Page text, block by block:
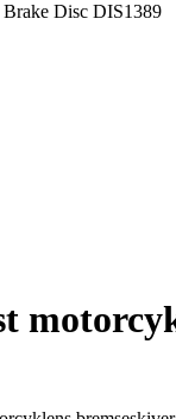
Disc DIS1389